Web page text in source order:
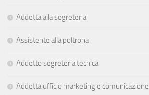
Addetta alla segreteria
Assistente alla poltrona
Addetto segreteria tecnica
Addetta ufficio marketing e comunicazione